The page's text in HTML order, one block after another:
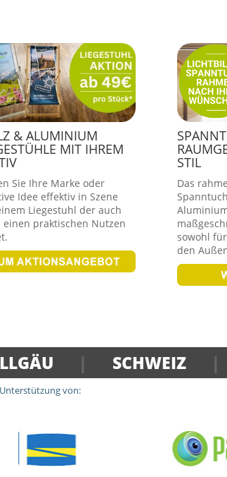
& ALUMINIUM
MIT IHREM
Sie Ihre Marke oder
Idee effektiv in Szene
Liegestuhl der auch
einen praktischen Nutzen
STIL
Das
sowohl
den
| SCHWEIZ
von: